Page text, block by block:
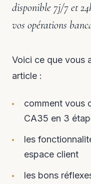
disponible 7j/7 et
vos opérations
Voici ce que vous
article :
comment vous
CA35 en 3
les
espace client
les bons